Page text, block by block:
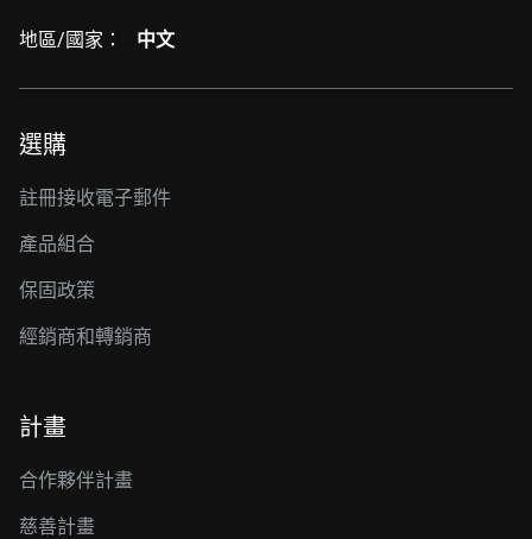
地區/國家： 中文
選購
註冊接收電子郵件
產品組合
保固政策
經銷商和轉銷商
計畫
合作夥伴計畫
慈善計畫